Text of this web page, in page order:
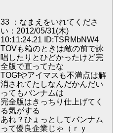
33 ：なまえをいれてくださ
い：2012/05/31(木)
10:11:24.21 ID:TSRMbNW4
TOVも箱のときは敵の前で詠
唱したりとひどかったけど完
全版で直ってたな
TOGfやアイマスも不満点は解
消されてたしなんだかんだい
ってもバンナムは
完全版はきっちり仕上げてく
る気がする
あれ？ひょっとしてバンナム
って優良企業じゃ（ｒｙ